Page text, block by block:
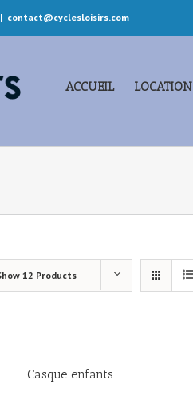
| contact@cyclesloisirs.com
ACCUEIL LOCATION
12 Products
Casque enfants